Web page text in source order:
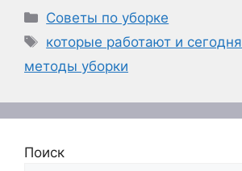
Рубрики
Советы по уборке
Метки
которые работают и сегодня
методы уборки
Поиск